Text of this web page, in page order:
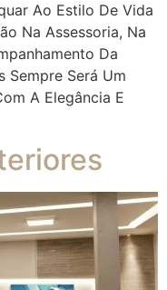
Ao Estilo De Vida
Na Assessoria, Na
Da
Sempre Será Um
A Elegância E